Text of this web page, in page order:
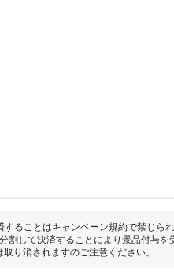
ることはキャンペーン規約で禁じら
割して決済することにより景品付与を
り消されますのご注意ください。